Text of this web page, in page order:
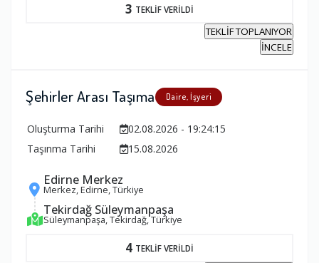
3 TEKLİF VERİLDİ
TEKLİF TOPLANIYOR
İNCELE
Şehirler Arası Taşıma Daire, İşyeri
Oluşturma Tarihi
02.08.2026 - 19:24:15
Taşınma Tarihi
15.08.2026
Edirne Merkez
Merkez, Edirne, Türkiye
Tekirdağ Süleymanpaşa
Süleymanpaşa, Tekirdağ, Türkiye
4 TEKLİF VERİLDİ